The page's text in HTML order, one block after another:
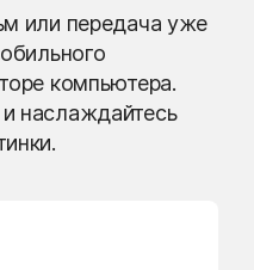
или передача уже
компьютера.
наслаждайтесь